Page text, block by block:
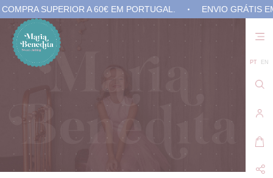
SUPERIOR A 60€ EM PORTUGAL. ENVIO GRÁTIS EM
PT EN
Não
no
de